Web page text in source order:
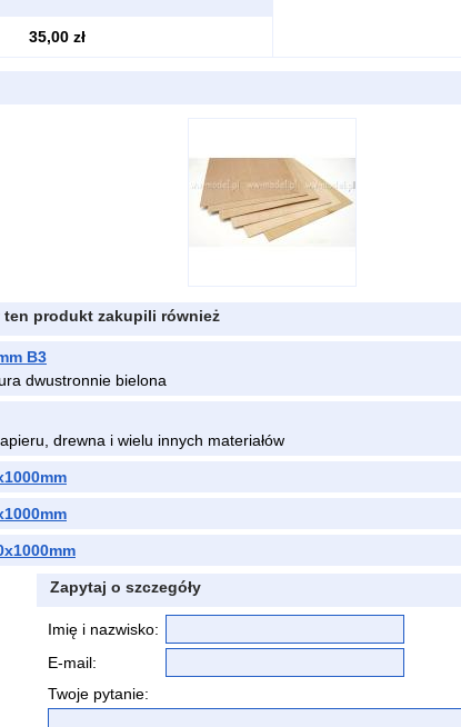
35,00 zł
produkt zakupili również
B3
dwustronnie bielona
drewna i wielu innych materiałów
Zapytaj o szczegóły
Imię i nazwisko:
E-mail:
Twoje pytanie: